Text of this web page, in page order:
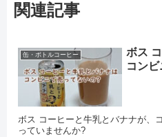
関連記事
缶・ボトルコーヒー
ボス
コン
ボス コーヒーと牛乳とバナナが、
っていませんか?